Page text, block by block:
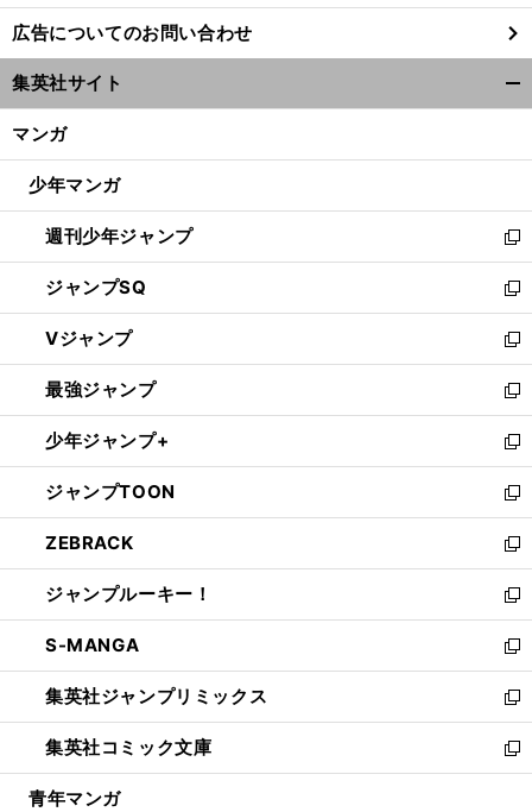
し
い
ウ
ィ
ン
ウ
開
く
広告についてのお問い合わせ
集英社サイト
マンガ
少年マンガ
週刊少年ジャンプ
新
し
い
ウ
ィ
ン
ド
ウ
で
開
く
ジャンプSQ
新
し
い
ウ
ィ
ン
ド
ウ
で
開
く
Vジャンプ
新
し
い
ウ
ィ
ン
ド
ウ
で
開
く
最強ジャンプ
新
し
い
ウ
ィ
ン
ド
ウ
で
開
く
少年ジャンプ+
新
し
い
ウ
ィ
ン
ド
ウ
で
開
く
ジャンプTOON
新
し
い
ウ
ィ
ン
ド
ウ
で
開
く
ZEBRACK
新
し
い
ウ
ィ
ン
ド
ウ
で
開
ジャンプルーキー！
新
し
い
ウ
ィ
ン
ド
ウ
S-MANGA
新
し
い
ウ
ィ
ン
集英社ジャンプリミックス
新
し
い
ウ
集英社コミック文庫
新
し
青年マンガ